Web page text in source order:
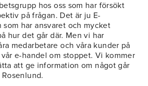
hos oss som har försökt
på frågan. Det är ju E-
har ansvaret och mycket
hur det går där. Men vi har
medarbetare och våra kunder på
e-handel om stoppet. Vi kommer
att ge information om något går